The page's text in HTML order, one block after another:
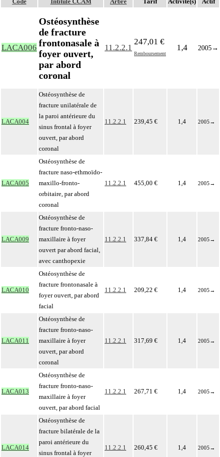
LACA006
Ostéosynthèse
de fracture
frontonasale à
foyer ouvert,
par abord
coronal
11.2.2.1
247,01 €
Remboursement
1,4 2005→
LACA004
Ostéosynthèse de
fracture unilatérale de
la paroi antérieure du
sinus frontal à foyer
ouvert, par abord
coronal
11.2.2.1 239,45 € 1,4 2005 →
LACA005
Ostéosynthèse de
fracture naso-ethmoïdo-
maxillo-fronto-
orbitaire, par abord
coronal
11.2.2.1 455,00 € 1,4 2005 →
LACA009
Ostéosynthèse de
fracture fronto-naso-
maxillaire à foyer
ouvert par abord facial,
avec canthopexie
11.2.2.1 337,84 € 1,4 2005 →
LACA010
Ostéosynthèse de
fracture frontonasale à
foyer ouvert, par abord
facial
11.2.2.1 209,22 € 1,4 2005 →
LACA011
Ostéosynthèse de
fracture fronto-naso-
maxillaire à foyer
ouvert, par abord
coronal
11.2.2.1 317,69 € 1,4 2005 →
LACA013
Ostéosynthèse de
fracture fronto-naso-
maxillaire à foyer
ouvert, par abord facial
11.2.2.1 267,71 € 1,4 2005 →
LACA014
Ostéosynthèse de
fracture bilatérale de la
paroi antérieure du
sinus frontal à foyer
11.2.2.1 260,45 € 1,4 2005 →